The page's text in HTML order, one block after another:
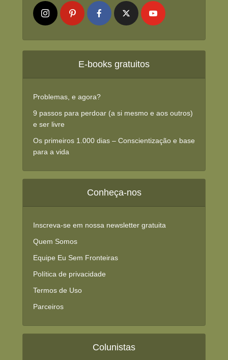
E-books gratuitos
Problemas, e agora?
9 passos para perdoar (a si mesmo e aos outros)
e ser livre
Os primeiros 1.000 dias – Conscientização e base
para a vida
Conheça-nos
Inscreva-se em nossa newsletter gratuita
Quem Somos
Equipe Eu Sem Fronteiras
Política de privacidade
Termos de Uso
Parceiros
Colunistas